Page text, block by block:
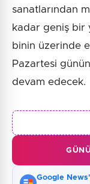
sanatlarından
kadar geniş bir
binin üzerinde
Pazartesi
devam edecek.
Google